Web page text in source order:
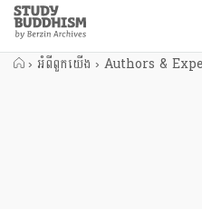
Close
Study
Buddhism
Home
› អំពីពួកយើង › Authors &